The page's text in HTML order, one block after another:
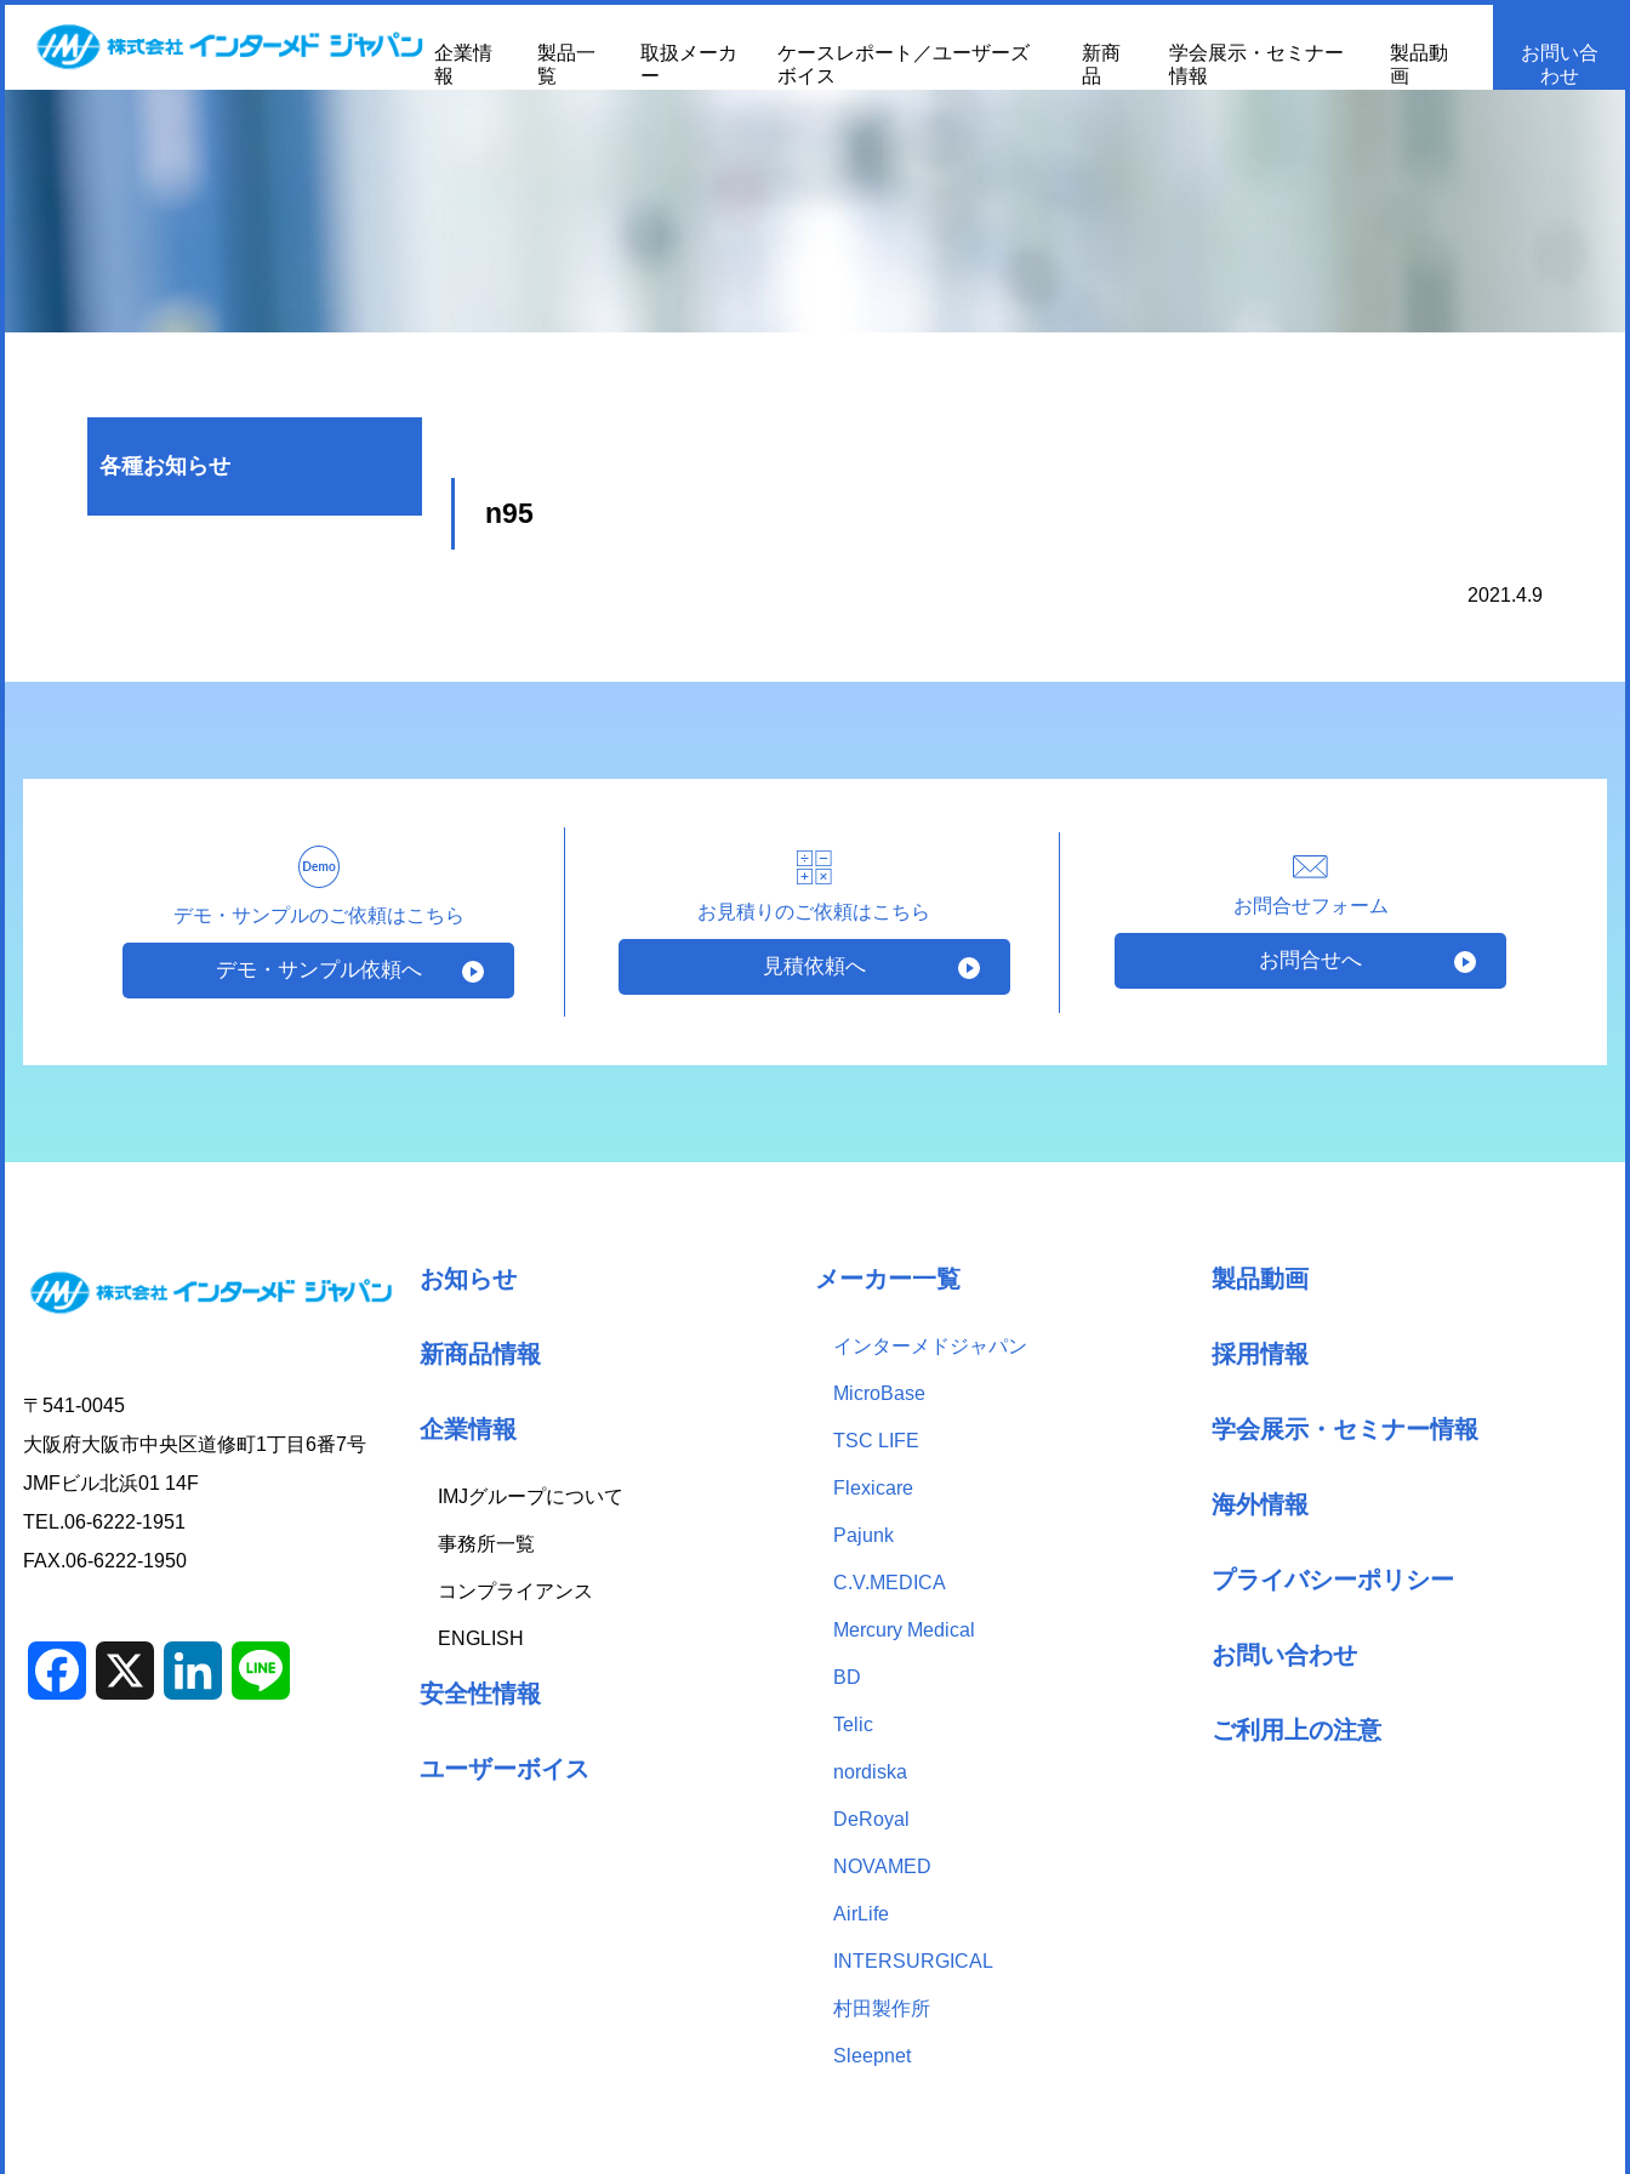
企業情
報
製品一
覧
取扱メーカ
ー
ケースレポート／ユーザーズ
ボイス
新商
品
学会展示・セミナー
情報
製品動
画
お問い合
わせ
各種お知らせ
n95
2021.4.9
デモ・サンプルのご依頼はこちら
デモ・サンプル依頼へ
お見積りのご依頼はこちら
見積依頼へ
お問合せフォーム
お問合せへ
〒541-0045
大阪府大阪市中央区道修町1丁目6番7号
JMFビル北浜01 14F
TEL.06-6222-1951
FAX.06-6222-1950
Facebook LinkedIn
お知らせ
新商品情報
企業情報
IMJグループについて
事務所一覧
コンプライアンス
ENGLISH
安全性情報
ユーザーボイス
メーカー一覧
インターメドジャパン
MicroBase
TSC LIFE
Flexicare
Pajunk
C.V.MEDICA
Mercury Medical
BD
Telic
nordiska
DeRoyal
NOVAMED
AirLife
INTERSURGICAL
村田製作所
Sleepnet
製品動画
採用情報
学会展示・セミナー情報
海外情報
プライバシーポリシー
お問い合わせ
ご利用上の注意